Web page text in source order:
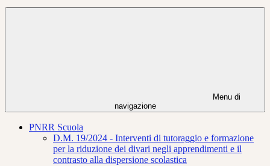
Menu di
navigazione
PNRR Scuola
D.M. 19/2024 - Interventi di tutoraggio e formazione
per la riduzione dei divari negli apprendimenti e il
contrasto alla dispersione scolastica